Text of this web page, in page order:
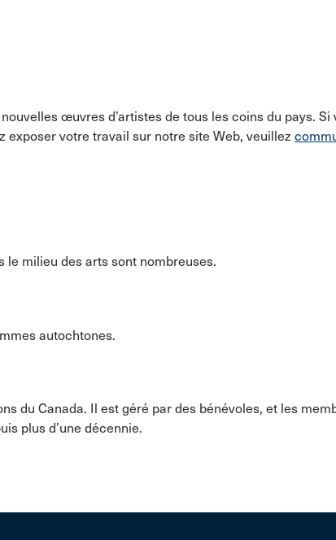
œuvres d’artistes de tous les coins du pays. Si
exposer votre travail sur notre site Web, veuillez
le milieu des arts sont nombreuses.
autochtones.
du Canada. Il est géré par des bénévoles, et les
plus d’une décennie.